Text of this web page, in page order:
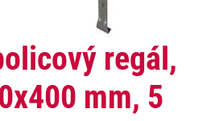
regál,
mm, 5